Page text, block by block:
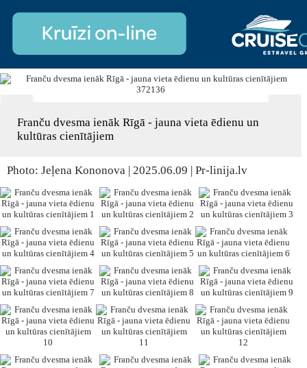
Franču dvesma ienāk Rīgā - jauna vieta ēdienu un
kultūras cienītājiem
Photo: Jeļena Kononova | 2025.06.09 | Pr-linija.lv